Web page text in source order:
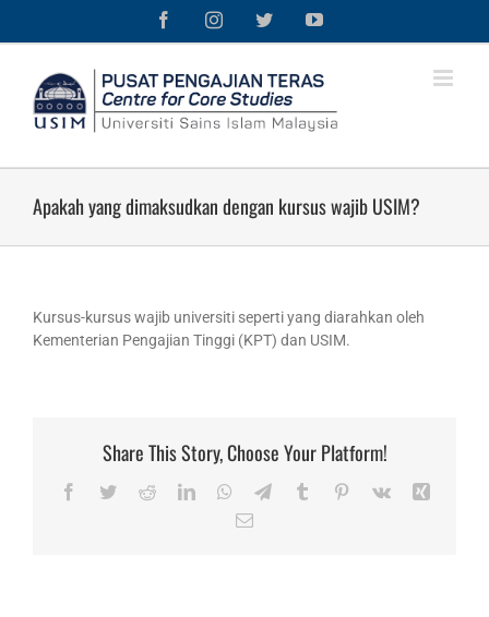
FacebookInstagramTwitterYouTube
Apakah yang dimaksudkan dengan kursus wajib USIM?
Kursus-kursus wajib universiti seperti yang diarahkan oleh
Kementerian Pengajian Tinggi (KPT) dan USIM.
Share This Story, Choose Your Platform!
Facebook
TwitterRedditLinkedInWhatsApp
TelegramTumblr Pinterest
Vk
Email